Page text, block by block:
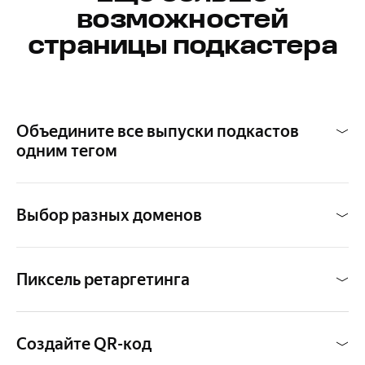
возможностей
страницы подкастера
Объедините все выпуски подкастов
одним тегом
новый выпуск вручную
Выбор разных доменов
Пиксель ретаргетинга
Создайте QR-код